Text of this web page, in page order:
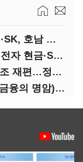
[IB토마토](반도체 메가투자)③삼성·SK, 호남 동시 출격…인력·협력사 쟁탈전
[IB토마토](반도체 메가투자)②삼성전자 현금·SDI 차입…엇갈린 2655조 투자체력
[IB토마토]현대차그룹, 로봇 지배구조 재편…정의선 1245억 추가 투입 유력
[IB토마토](창간7주년 기획: 생산적금융의 명암)③선택받은 산업, 커진 자금격차